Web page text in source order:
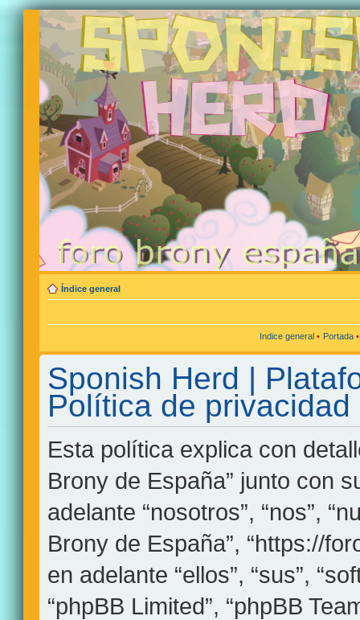
Índice general
Indice general • Portada
Sponish Herd |
Política de privacidad
Esta política explica con
Brony de España” junto con
adelante “nosotros”, “nos”,
Brony de España”, “https://
en adelante “ellos”, “sus”,
“phpBB Limited”, “phpBB